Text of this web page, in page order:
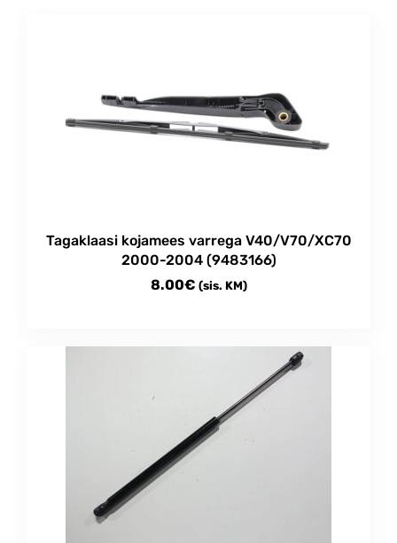
Tagaklaasi kojamees varrega V40/V70/XC70
2000-2004 (9483166)
8.00€ (sis. KM)